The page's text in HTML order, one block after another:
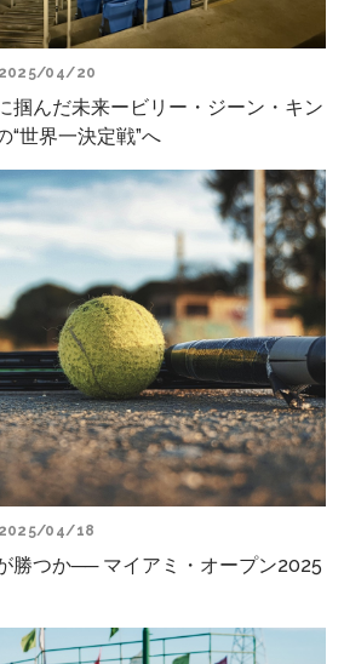
04/20
掴んだ未来ービリー・ジーン・キン
“世界一決定戦”へ
04/18
勝つか── マイアミ・オープン2025